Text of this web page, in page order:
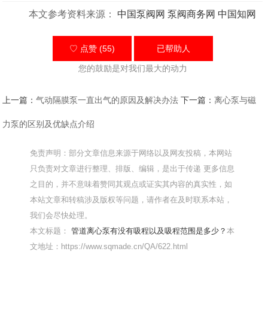
本文参考资料来源： 中国泵阀网 泵阀商务网 中国知网
♡ 点赞 (55) 已帮助 人
您的鼓励是对我们最大的动力
上一篇：气动隔膜泵一直出气的原因及解决办法 下一篇：离心泵与磁
力泵的区别及优缺点介绍
免责声明：部分文章信息来源于网络以及网友投稿，本网站
只负责对文章进行整理、排版、编辑，是出于传递 更多信息
之目的，并不意味着赞同其观点或证实其内容的真实性，如
本站文章和转稿涉及版权等问题，请作者在及时联系本站，
我们会尽快处理。
本文标题：管道离心泵有没有吸程以及吸程范围是多少？本
文地址：https://www.sqmade.cn/QA/622.html